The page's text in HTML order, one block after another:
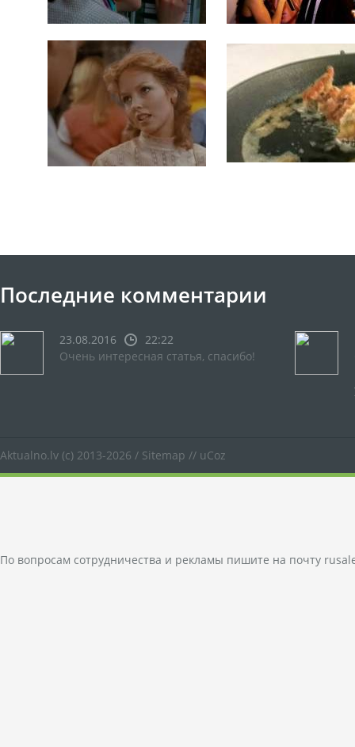
Последние комментарии
23.08.2016
22:22
Очень интересная статья, спасибо!
Aktualno.lv (c) 2013-2026 / Sitemap // uCoz
По вопросам сотрудничества и рекламы пишите на почту